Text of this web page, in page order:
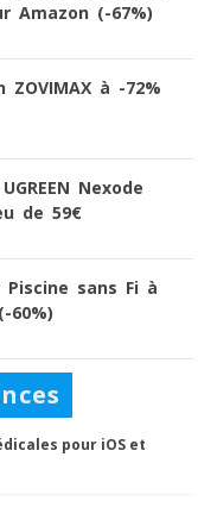
Amazon (-67%)
ZOVIMAX à -72%
Nexode
de 59€
sans Fi à
60%)
pour iOS et